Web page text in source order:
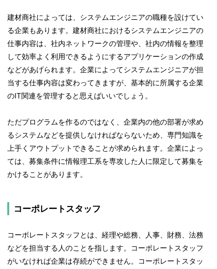
建材商社によっては、システムエンジニアの職種を設けてい
る企業もあります。建材商社におけるシステムエンジニアの
仕事内容は、社内ネットワークの管理や、社内の情報を整理
して効率よく利用できるようにするアプリケーションの作成
などがあげられます。企業によってシステムエンジニアが担
当する仕事内容は変わってきますが、基本的に所属する企業
のIT関連を管理すると思えばいいでしょう。
ただプログラムを作るのではなく、企業内の他の部署が求め
るシステムなどを提供しなければならないため、専門知識を
上手くアウトプットできることが求められます。企業によっ
ては、募集条件に情報理工系を専攻した人に限定して募集を
かけることがあります。
コーポレートスタッフ
コーポレートスタッフとは、経理や総務、人事、財務、法務
などを担当する人のことを指します。コーポレートスタッフ
がいなければ企業は存続ができません。コーポレートスタッ